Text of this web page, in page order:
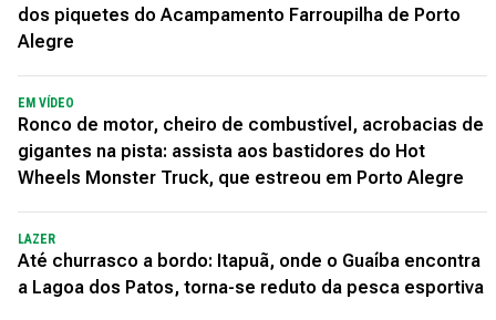
dos piquetes do Acampamento Farroupilha de Porto
Alegre
EM VÍDEO
Ronco de motor, cheiro de combustível, acrobacias de
gigantes na pista: assista aos bastidores do Hot
Wheels Monster Truck, que estreou em Porto Alegre
LAZER
Até churrasco a bordo: Itapuã, onde o Guaíba encontra
a Lagoa dos Patos, torna-se reduto da pesca esportiva